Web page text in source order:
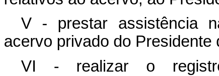
V - prestar assistência
acervo privado do Presidente
VI - realizar o